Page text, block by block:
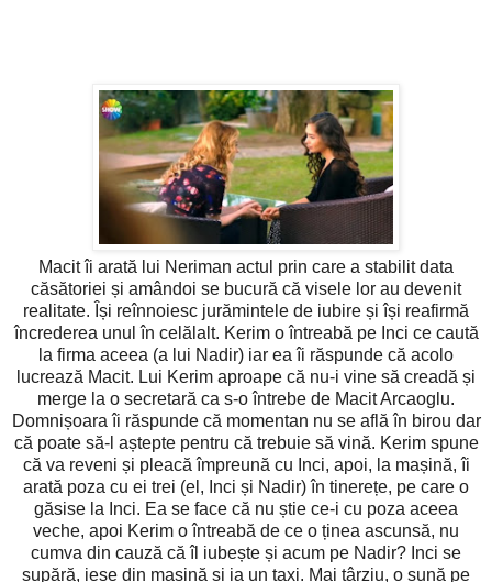
Macit îi arată lui Neriman actul prin care a stabilit data
căsătoriei și amândoi se bucură că visele lor au devenit
realitate. Își reînnoiesc jurămintele de iubire și își reafirmă
încrederea unul în celălalt. Kerim o întreabă pe Inci ce caută
la firma aceea (a lui Nadir) iar ea îi răspunde că acolo
lucrează Macit. Lui Kerim aproape că nu-i vine să creadă și
merge la o secretară ca s-o întrebe de Macit Arcaoglu.
Domnișoara îi răspunde că momentan nu se află în birou dar
că poate să-l aștepte pentru că trebuie să vină. Kerim spune
că va reveni și pleacă împreună cu Inci, apoi, la mașină, îi
arată poza cu ei trei (el, Inci și Nadir) în tinerețe, pe care o
găsise la Inci. Ea se face că nu știe ce-i cu poza aceea
veche, apoi Kerim o întreabă de ce o ținea ascunsă, nu
cumva din cauză că îl iubește și acum pe Nadir? Inci se
supără, iese din mașină și ia un taxi. Mai târziu, o sună pe